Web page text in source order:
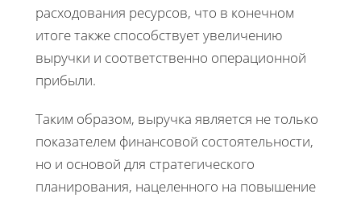
расходования ресурсов, что в конечном
итоге также способствует увеличению
выручки и соответственно операционной
прибыли.
Таким образом, выручка является не только
показателем финансовой состоятельности,
но и основой для стратегического
планирования, нацеленного на повышение